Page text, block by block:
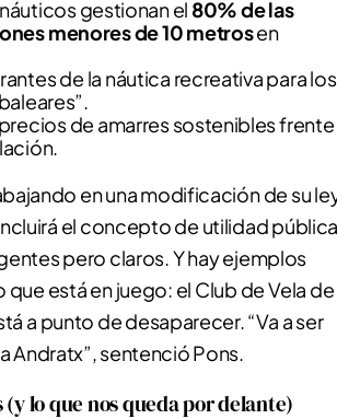
gestionan el 80% de las
menores de 10 metrosen
de la náutica recreativa para los
de amarres sostenibles frente
en una modificación de su
el concepto de utilidad
pero claros. Y hay ejemplos
está en juego: el Club de Vela de
a punto de desaparecer. “Va a ser
Andratx”, sentenció Pons.
(y lo que nos queda por delante)